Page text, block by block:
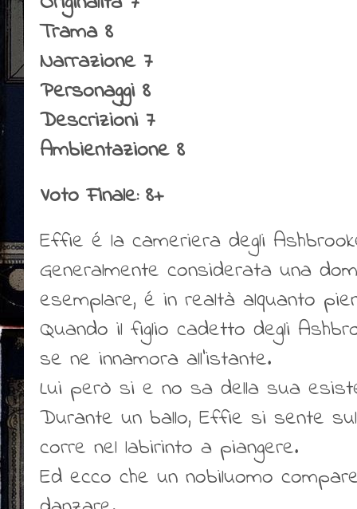
Trama 8
Narrazione 7
Personaggi 8
Descrizioni 7
Ambientazione 8
Voto Finale: 8+
Effie é la cameriera degli
Generalmente considerata una
esemplare, é in realtà alquanto
Quando il figlio cadetto degli
se ne innamora all’istante.
Lui però si e no sa della sua
Durante un ballo, Effie si sente
corre nel labirinto a piangere.
Ed ecco che un nobiluomo